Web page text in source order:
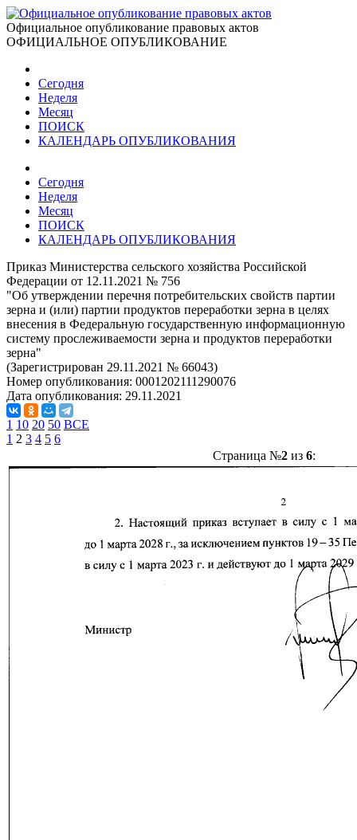
Официальное опубликование правовых актов
ОФИЦИАЛЬНОЕ ОПУБЛИКОВАНИЕ
Сегодня
Неделя
Месяц
ПОИСК
КАЛЕНДАРЬ ОПУБЛИКОВАНИЯ
Сегодня
Неделя
Месяц
ПОИСК
КАЛЕНДАРЬ ОПУБЛИКОВАНИЯ
Приказ Министерства сельского хозяйства Российской
Федерации от 12.11.2021 № 756
"Об утверждении перечня потребительских свойств партии
зерна и (или) партии продуктов переработки зерна в целях
внесения в Федеральную государственную информационную
систему прослеживаемости зерна и продуктов переработки
зерна"
(Зарегистрирован 29.11.2021 № 66043)
Номер опубликования: 0001202111290076
Дата опубликования: 29.11.2021
1 10 20 50 ВСЕ
1 2 3 4 5 6
Страница №2из 6: